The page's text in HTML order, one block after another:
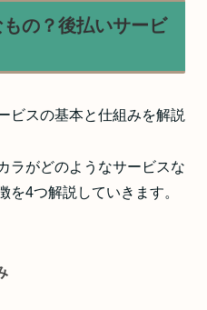
の？後払いサービ
ラがどのようなサービスな
を4つ解説していきます。